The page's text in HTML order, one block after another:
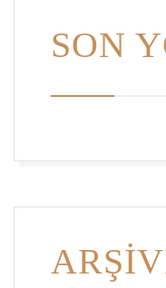
SON